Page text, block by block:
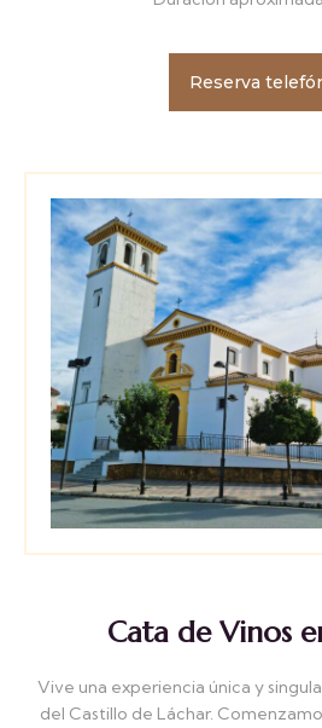
Reserva
Cata de Vinos
Vive una experiencia única y
del Castillo de Láchar.